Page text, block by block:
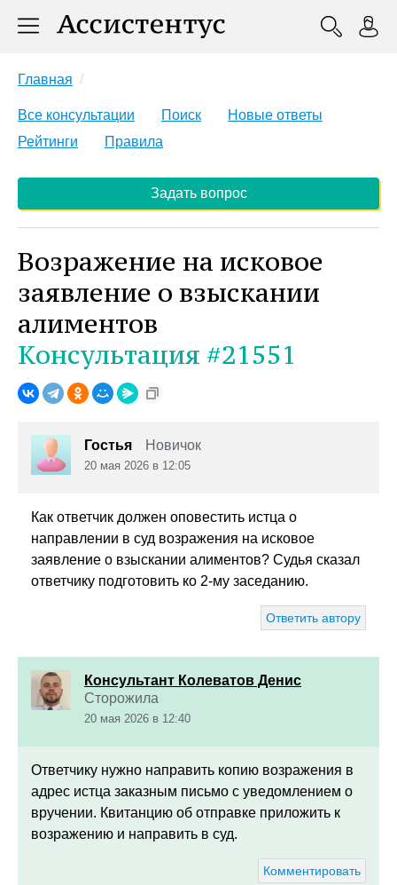
Главная
Все консультации Поиск
Новые ответы
Рейтинги
Правила
Задать вопрос
Возражение на исковое
заявление о взыскании
алиментов
Консультация #21551
Гостья Новичок
20 мая 2026 в 12:05
Как ответчик должен оповестить истца о
направлении в суд возражения на исковое
заявление о взыскании алиментов? Судья сказал
ответчику подготовить ко 2-му заседанию.
Ответить автору
Консультант Колеватов Денис
Сторожила
20 мая 2026 в 12:40
Ответчику нужно направить копию возражения в
адрес истца заказным письмо с уведомлением о
вручении. Квитанцию об отправке приложить к
возражению и направить в суд.
Комментировать